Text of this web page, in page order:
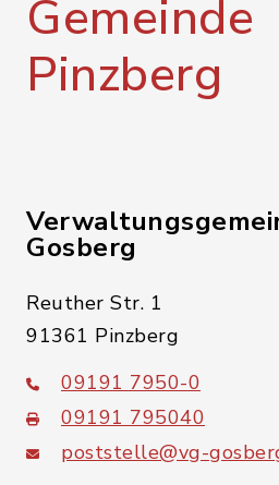
Gemeinde
Pinzberg
Gosberg
Reuther Str. 1
91361 Pinzberg
09191 7950-0
09191 795040
poststelle@vg-